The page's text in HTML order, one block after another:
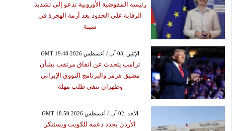
رئيسة المفوضية الأوروبية تدعو إلى تشديد
الرقابة على الحدود بعد أزمة الهجرة في
سبتة
GMT 19:48 2026 الإثنين ,03 آب / أغسطس
ترامب يتحدث عن اتفاق مرتقب بشأن
مضيق هرمز والبرنامج النووي الإيراني
وطهران تنفي طلب مهلة
GMT 18:50 2026 الأحد ,02 آب / أغسطس
الأردن يجدد دعمه للكويت ويستنكر